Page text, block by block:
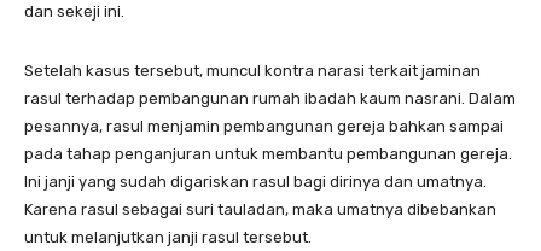
dan sekeji ini.
Setelah kasus tersebut, muncul kontra narasi terkait jaminan
rasul terhadap pembangunan rumah ibadah kaum nasrani. Dalam
pesannya, rasul menjamin pembangunan gereja bahkan sampai
pada tahap penganjuran untuk membantu pembangunan gereja.
Ini janji yang sudah digariskan rasul bagi dirinya dan umatnya.
Karena rasul sebagai suri tauladan, maka umatnya dibebankan
untuk melanjutkan janji rasul tersebut.